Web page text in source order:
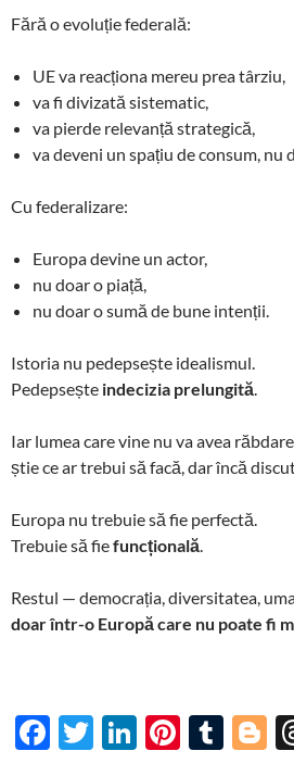
Fără o evoluție federală:
UE va reacționa mereu prea târziu,
va fi divizată sistematic,
va pierde relevanță strategică,
va deveni un spațiu de consum, nu
Cu federalizare:
Europa devine un actor,
nu doar o piață,
nu doar o sumă de bune intenții.
Istoria nu pedepsește idealismul.
Pedepsește indecizia prelungită
Iar lumea care vine nu va avea
știe ce ar trebui să facă, dar încă
Europa nu trebuie să fie perfectă.
Trebuie să fiefuncțională
Restul — democrația, diversitatea,
doar într-o Europă care nu poate fi
F
T
Li
Pi T